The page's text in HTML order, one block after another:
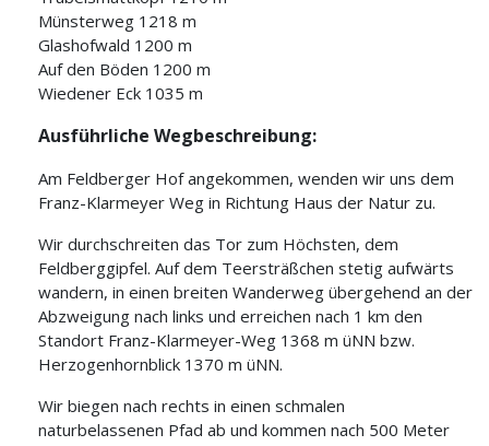
Münsterweg 1218 m
Glashofwald 1200 m
Auf den Böden 1200 m
Wiedener Eck 1035 m
Ausführliche Wegbeschreibung:
Am Feldberger Hof angekommen, wenden wir uns dem
Franz-Klarmeyer Weg in Richtung Haus der Natur zu.
Wir durchschreiten das Tor zum Höchsten, dem
Feldberggipfel. Auf dem Teersträßchen stetig aufwärts
wandern, in einen breiten Wanderweg übergehend an der
Abzweigung nach links und erreichen nach 1 km den
Standort Franz-Klarmeyer-Weg 1368 m üNN bzw.
Herzogenhornblick 1370 m üNN.
Wir biegen nach rechts in einen schmalen
naturbelassenen Pfad ab und kommen nach 500 Meter